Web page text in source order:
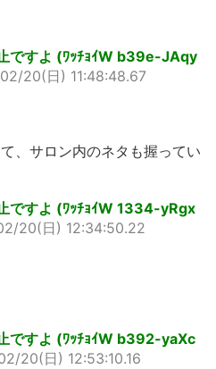
ですよ (ﾜｯﾁｮｲW b39e-JAqy
20(日) 11:48:48.67
、サロン内のネタも握ってい
ですよ (ﾜｯﾁｮｲW 1334-yRgx
20(日) 12:34:50.22
ですよ (ﾜｯﾁｮｲW b392-yaXc
20(日) 12:53:10.16